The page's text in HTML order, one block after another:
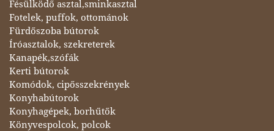
Fésülködő asztal,sminkasztal
Fotelek, puffok, ottománok
Fürdőszoba bútorok
Íróasztalok, szekreterek
Kanapék,szófák
Kerti bútorok
Komódok, cipősszekrények
Konyhabútorok
Konyhagépek, borhűtők
Könyvespolcok, polcok